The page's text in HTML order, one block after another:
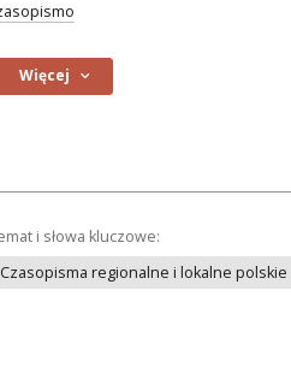
Więcej
i słowa kluczowe:
Czasopisma regionalne i lokalne polskie